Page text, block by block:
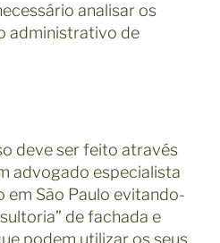
analisar os
administrativo de
deve ser feito através
advogado especialista
em São Paulo evitando-
de fachada e